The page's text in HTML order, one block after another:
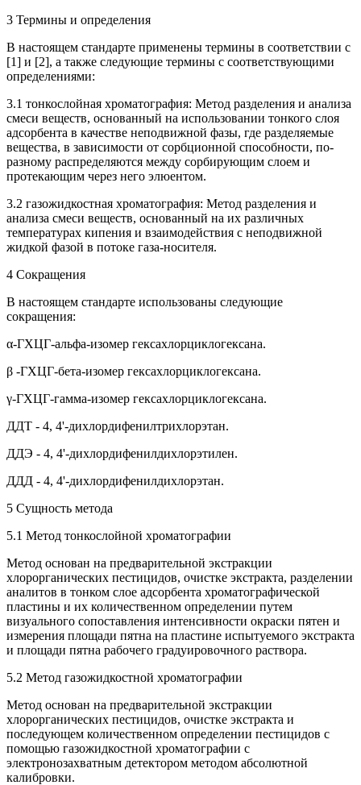
3 Термины и определения
В настоящем стандарте применены термины в соответствии с
[1] и [2], а также следующие термины с соответствующими
определениями:
3.1 тонкослойная хроматография: Метод разделения и анализа
смеси веществ, основанный на использовании тонкого слоя
адсорбента в качестве неподвижной фазы, где разделяемые
вещества, в зависимости от сорбционной способности, по-
разному распределяются между сорбирующим слоем и
протекающим через него элюентом.
3.2 газожидкостная хроматография: Метод разделения и
анализа смеси веществ, основанный на их различных
температурах кипения и взаимодействия с неподвижной
жидкой фазой в потоке газа-носителя.
4 Сокращения
В настоящем стандарте использованы следующие
сокращения:
α-ГХЦГ-альфа-изомер гексахлорциклогексана.
β -ГХЦГ-бета-изомер гексахлорциклогексана.
γ-ГХЦГ-гамма-изомер гексахлорциклогексана.
ДДТ - 4, 4'-дихлордифенилтрихлорэтан.
ДДЭ - 4, 4'-дихлордифенилдихлорэтилен.
ДДД - 4, 4'-дихлордифенилдихлорэтан.
5 Сущность метода
5.1 Метод тонкослойной хроматографии
Метод основан на предварительной экстракции
хлорорганических пестицидов, очистке экстракта, разделении
аналитов в тонком слое адсорбента хроматографической
пластины и их количественном определении путем
визуального сопоставления интенсивности окраски пятен и
измерения площади пятна на пластине испытуемого экстракта
и площади пятна рабочего градуировочного раствора.
5.2 Метод газожидкостной хроматографии
Метод основан на предварительной экстракции
хлорорганических пестицидов, очистке экстракта и
последующем количественном определении пестицидов с
помощью газожидкостной хроматографии с
электронозахватным детектором методом абсолютной
калибровки.